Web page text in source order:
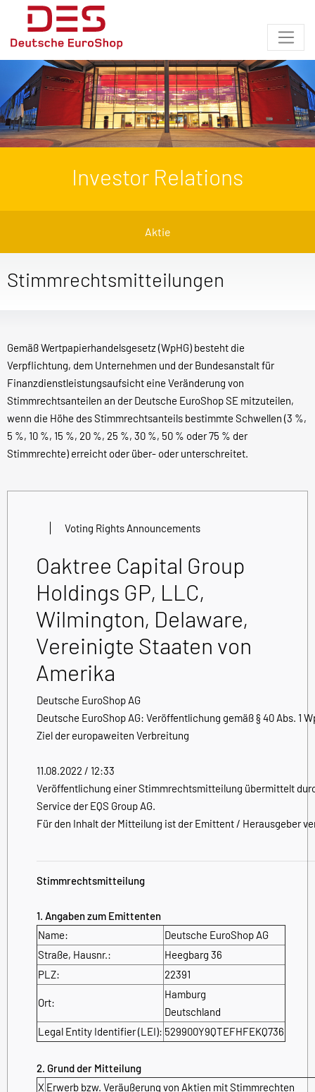
Investor Relations
Aktie
Stimmrechtsmitteilungen
Gemäß Wertpapierhandelsgesetz (WpHG) besteht die
Verpflichtung, dem Unternehmen und der Bundesanstalt für
Finanzdienstleistungsaufsicht eine Veränderung von
Stimmrechtsanteilen an der Deutsche EuroShop SE mitzuteilen,
wenn die Höhe des Stimmrechtsanteils bestimmte Schwellen (3 %,
5 %, 10 %, 15 %, 20 %, 25 %, 30 %, 50 % oder 75 % der
Stimmrechte) erreicht oder über- oder unterschreitet.
Voting Rights Announcements
Oaktree Capital Group
Holdings GP, LLC,
Wilmington, Delaware,
Vereinigte Staaten von
Amerika
Deutsche EuroShop AG
Deutsche EuroShop AG: Veröffentlichung gemäß § 40 Abs. 1
Ziel der europaweiten Verbreitung
11.08.2022 / 12:33
Veröffentlichung einer Stimmrechtsmitteilung übermittelt
Service der EQS Group AG.
Für den Inhalt der Mitteilung ist der Emittent / Herausgeber
Stimmrechtsmitteilung
1. Angaben zum Emittenten
Name:
Deutsche EuroShop AG
Straße, Hausnr.:
Heegbarg 36
PLZ:
22391
Ort:
Hamburg
Deutschland
Legal Entity Identifier (LEI): 529900Y9QTEFHFEKQ736
2. Grund der Mitteilung
X Erwerb bzw. Veräußerung von Aktien mit Stimmrechten